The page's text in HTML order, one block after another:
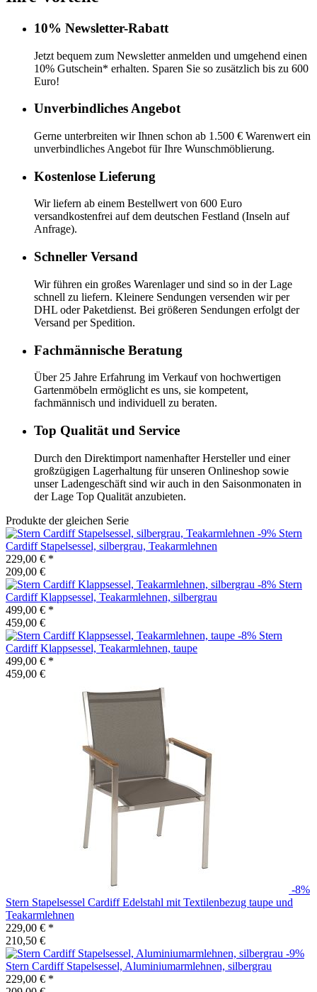
10% Newsletter-Rabatt
Jetzt bequem zum Newsletter anmelden und umgehend einen
10% Gutschein* erhalten. Sparen Sie so zusätzlich bis zu 600
Euro!
Unverbindliches Angebot
Gerne unterbreiten wir Ihnen schon ab 1.500 € Warenwert ein
unverbindliches Angebot für Ihre Wunschmöblierung.
Kostenlose Lieferung
Wir liefern ab einem Bestellwert von 600 Euro
versandkostenfrei auf dem deutschen Festland (Inseln auf
Anfrage).
Schneller Versand
Wir führen ein großes Warenlager und sind so in der Lage
schnell zu liefern. Kleinere Sendungen versenden wir per
DHL oder Paketdienst. Bei größeren Sendungen erfolgt der
Versand per Spedition.
Fachmännische Beratung
Über 25 Jahre Erfahrung im Verkauf von hochwertigen
Gartenmöbeln ermöglicht es uns, sie kompetent,
fachmännisch und individuell zu beraten.
Top Qualität und Service
Durch den Direktimport namenhafter Hersteller und einer
großzügigen Lagerhaltung für unseren Onlineshop sowie
unser Ladengeschäft sind wir auch in den Saisonmonaten in
der Lage Top Qualität anzubieten.
Produkte der gleichen Serie
-9% Stern
Cardiff Stapelsessel, silbergrau, Teakarmlehnen
229,00 € *
209,00 €
-8% Stern
Cardiff Klappsessel, Teakarmlehnen, silbergrau
499,00 € *
459,00 €
-8% Stern
Cardiff Klappsessel, Teakarmlehnen, taupe
499,00 € *
459,00 €
-8%
Stern Stapelsessel Cardiff Edelstahl mit Textilenbezug taupe und
Teakarmlehnen
229,00 € *
210,50 €
-9%
Stern Cardiff Stapelsessel, Aluminiumarmlehnen, silbergrau
229,00 € *